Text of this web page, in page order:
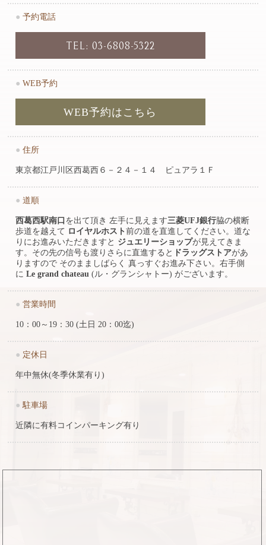
● 予約電話
TEL: 03-6808-5322
● WEB予約
WEB予約はこちら
● 住所
東京都江戸川区西葛西６－２４－１４ ピュアラ１Ｆ
● 道順
西葛西駅南口 を出て頂き 左手に見えます三菱UFJ銀行脇の横断
歩道を越えて ロイヤルホスト 前の道を直進してください。道な
りにお進みいただきますと ジュエリーショップが見えてきま
す。その先の信号も渡りさらに直進すると ドラッグストアがあ
りますので そのまましばらく 真っすぐお進み下さい。右手側
に Le grand chateau (ル・グランシャトー) がございます。
● 営業時間
10：00～19：30 (土日 20：00迄)
● 定休日
年中無休(冬季休業有り)
● 駐車場
近隣に有料コインパーキング有り